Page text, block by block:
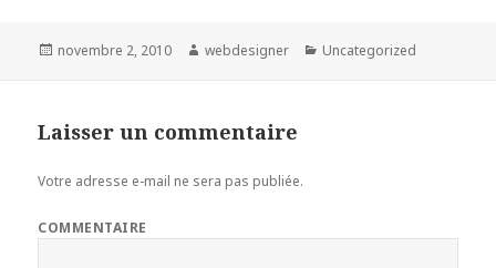
Publié
novembre 2, 2010 Auteur
webdesigner Catégories
Uncategorized
Laisser un commentaire
Votre adresse e-mail ne sera pas publiée.
COMMENTAIRE